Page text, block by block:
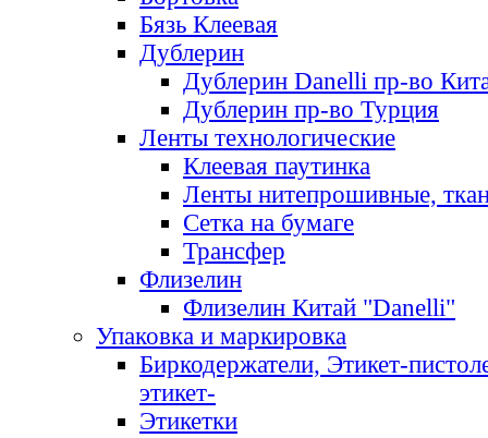
Бязь Клеевая
Дублерин
Дублерин Danelli пр-во
Дублерин пр-во Турция
Ленты технологические
Клеевая паутинка
Ленты нитепрошивные,
Сетка на бумаге
Трансфер
Флизелин
Флизелин Китай "Danelli"
Упаковка и маркировка
Биркодержатели, Этикет-
этикет-
Этикетки